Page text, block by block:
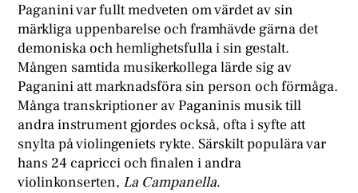
Paganini var fullt medveten om värdet av sin
märkliga uppenbarelse och framhävde gärna det
demoniska och hemlighetsfulla i sin gestalt.
Mången samtida musikerkollega lärde sig av
Paganini att marknadsföra sin person och förmåga.
Många transkriptioner av Paganinis musik till
andra instrument gjordes också, ofta i syfte att
snylta på violingeniets rykte. Särskilt populära var
hans 24 capricci och finalen i andra
violinkonserten, La Campanella.